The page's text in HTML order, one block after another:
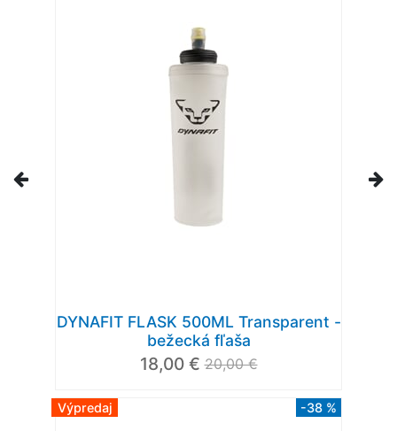
DYNAFIT FLASK 500ML Transparent -
bežecká fľaša
18,00 € 20,00 €
Výpredaj -38 %